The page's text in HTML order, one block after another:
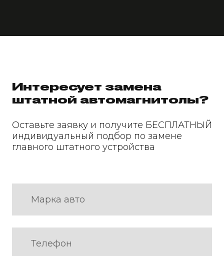
Интересует замена
штатной автомагнитолы?
Оставьте заявку и получите БЕСПЛАТНЫЙ
индивидуальный подбор по замене
главного штатного устройства